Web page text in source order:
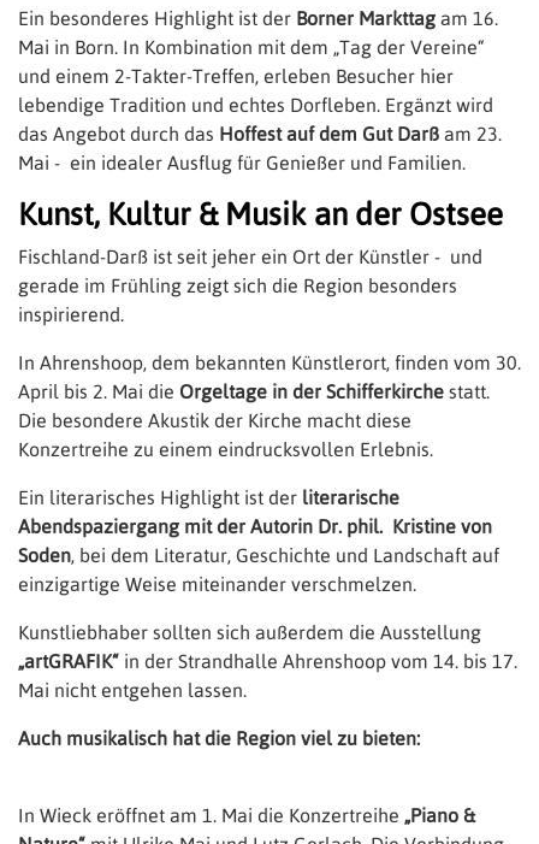
Ein besonderes Highlight ist der Borner Markttag am 16.
Mai in Born. In Kombination mit dem „Tag der Vereine“
und einem 2-Takter-Treffen, erleben Besucher hier
lebendige Tradition und echtes Dorfleben. Ergänzt wird
das Angebot durch das Hoffest auf dem Gut Darß am 23.
Mai - ein idealer Ausflug für Genießer und Familien.
Kunst, Kultur & Musik an der Ostsee
Fischland-Darß ist seit jeher ein Ort der Künstler - und
gerade im Frühling zeigt sich die Region besonders
inspirierend.
In Ahrenshoop, dem bekannten Künstlerort, finden vom 30.
April bis 2. Mai die Orgeltage in der Schifferkirche statt.
Die besondere Akustik der Kirche macht diese
Konzertreihe zu einem eindrucksvollen Erlebnis.
Ein literarisches Highlight ist der literarische
Abendspaziergang mit der Autorin Dr. phil. Kristine von
Soden, bei dem Literatur, Geschichte und Landschaft auf
einzigartige Weise miteinander verschmelzen.
Kunstliebhaber sollten sich außerdem die Ausstellung
„artGRAFIK“ in der Strandhalle Ahrenshoop vom 14. bis 17.
Mai nicht entgehen lassen.
Auch musikalisch hat die Region viel zu bieten:
In Wieck eröffnet am 1. Mai die Konzertreihe „Piano &